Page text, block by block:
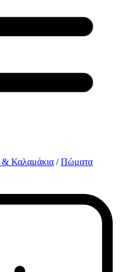
& Καλαμάκια / Πώματα